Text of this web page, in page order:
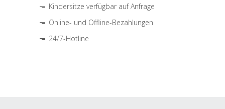
Kindersitze verfügbar auf Anfrage
Online- und Offline-Bezahlungen
24/7-Hotline